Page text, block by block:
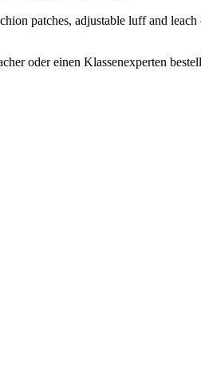
patches, adjustable luff and
oder einen Klassenexperten